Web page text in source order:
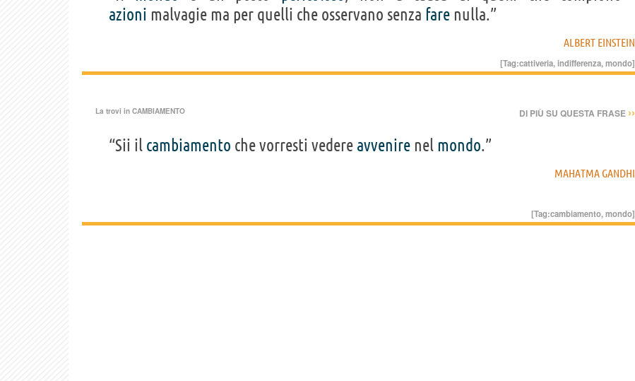
azioni malvagie ma per quelli che osservano senza fare nulla.”
ALBERT EINSTEIN
[Tag:cattiveria,indifferenza,mondo]
La trovi in CAMBIAMENTO DI PIÙ SU QUESTA FRASE ››
“Sii il cambiamento che vorresti vedere avvenire nel mondo.”
MAHATMA GANDHI
[Tag:cambiamento,mondo]